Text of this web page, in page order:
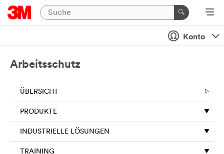
Konto
Arbeitsschutz
ÜBERSICHT
PRODUKTE
INDUSTRIELLE LÖSUNGEN
TRAINING